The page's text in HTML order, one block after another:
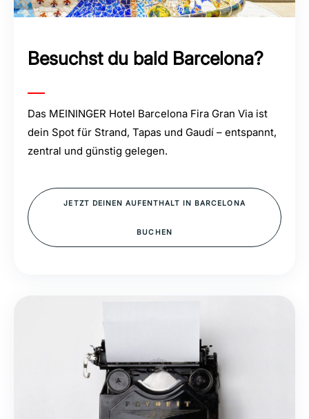
Besuchst du bald Barcelona?
Das MEININGER Hotel Barcelona Fira Gran Via ist
dein Spot für Strand, Tapas und Gaudí – entspannt,
zentral und günstig gelegen.
JETZT DEINEN AUFENTHALT IN BARCELONA
BUCHEN